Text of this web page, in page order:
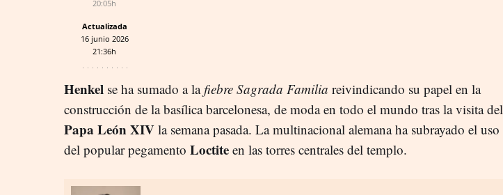
20:05h
Actualizada
16 junio 2026
21:36h
Henkel se ha sumado a lafiebre Sagrada Familia reivindicando su papel en la
construcción de la basílica barcelonesa, de moda en todo el mundo tras la visita del
Papa León XIV la semana pasada. La multinacional alemana ha subrayado el uso
del popular pegamento Loctite en las torres centrales del templo.